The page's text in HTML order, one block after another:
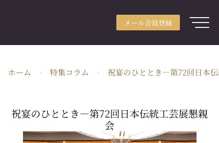
メール会員登録
用途別検索
ホーム 特集コラム 祝宴のひととき―第72回日本
祝宴のひととき―第72回日本伝統工芸展懇親
会